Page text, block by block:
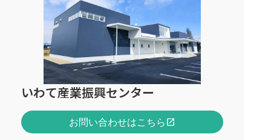
いわて産業振興センター
お問い合わせはこちら open_in_new